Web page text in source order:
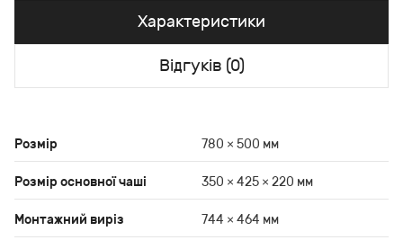
Характеристики
Відгуків (0)
Розмір 780 × 500 мм
Розмір основної чаші 350 × 425 × 220 мм
Монтажний виріз 744 × 464 мм